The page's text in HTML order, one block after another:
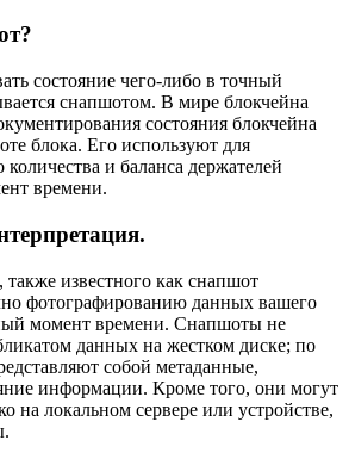
состояние чего-либо в точный
снапшотом. В мире блокчейна
состояния блокчейна
блока. Его используют для
и баланса держателей
времени.
известного как снапшот
фотографированию данных вашего
момент времени. Снапшоты не
данных на жестком диске; по
собой метаданные,
информации. Кроме того, они могут
на локальном сервере или устройстве,